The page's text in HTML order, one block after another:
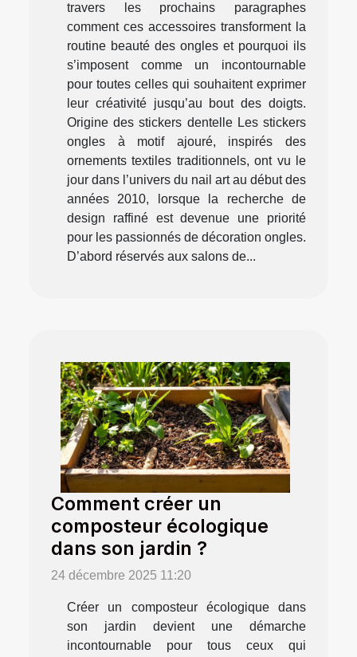
travers les prochains paragraphes
comment ces accessoires transforment la
routine beauté des ongles et pourquoi ils
s’imposent comme un incontournable
pour toutes celles qui souhaitent exprimer
leur créativité jusqu’au bout des doigts.
Origine des stickers dentelle Les stickers
ongles à motif ajouré, inspirés des
ornements textiles traditionnels, ont vu le
jour dans l’univers du nail art au début des
années 2010, lorsque la recherche de
design raffiné est devenue une priorité
pour les passionnés de décoration ongles.
D’abord réservés aux salons de...
Comment créer un
composteur écologique
dans son jardin ?
24 décembre 2025 11:20
Créer un composteur écologique dans
son jardin devient une démarche
incontournable pour tous ceux qui